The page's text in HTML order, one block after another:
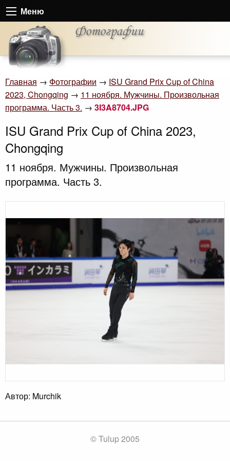
Меню
Главная → Фотографии → ISU Grand Prix Cup of China
2023, Chongqing → 11 ноября. Мужчины. Произвольная
программа. Часть 3. → 3I3A8704.JPG
ISU Grand Prix Cup of China 2023,
Chongqing
11 ноября. Мужчины. Произвольная
программа. Часть 3.
Автор: Murchik
© Tulup 2005